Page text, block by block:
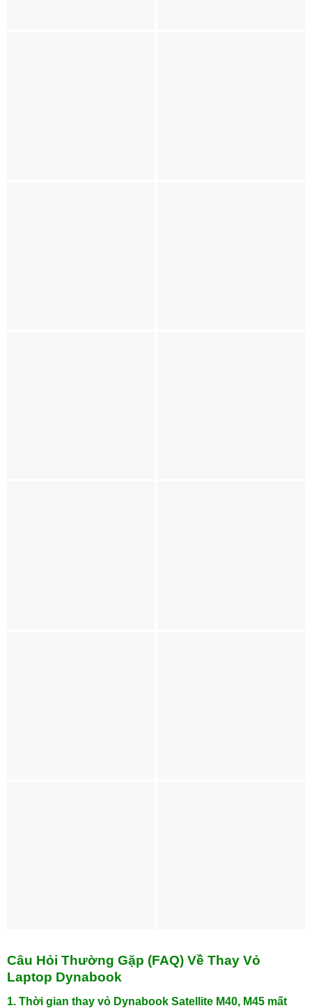
Câu Hỏi Thường Gặp (FAQ) Về Thay Vỏ
Laptop Dynabook
1. Thời gian thay vỏ Dynabook Satellite M40, M45 mất